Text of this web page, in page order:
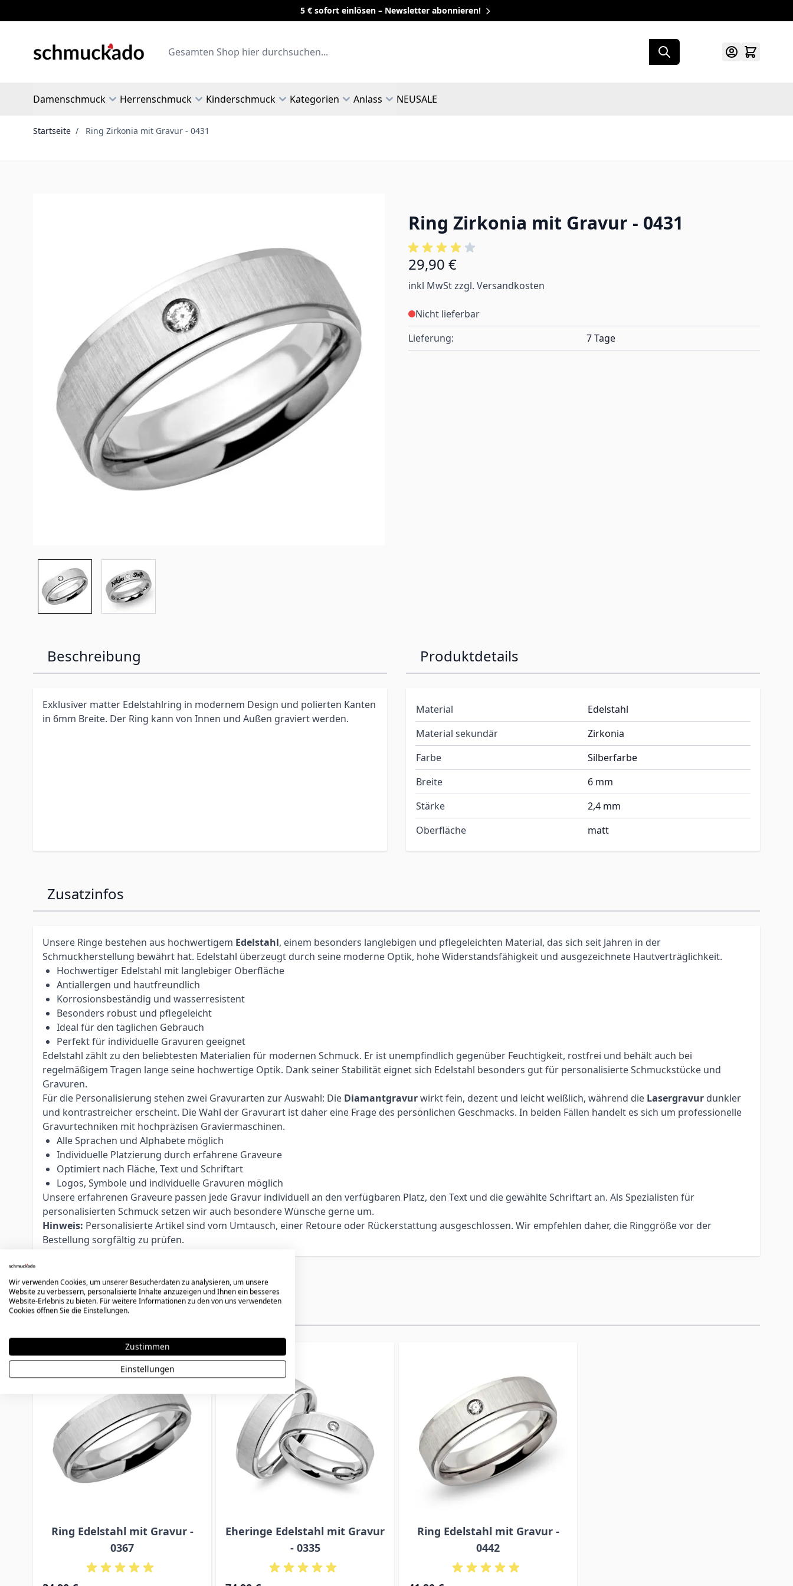
5 € sofort einlösen – Newsletter abonnieren!
Search
Damenschmuck Herrenschmuck Kinderschmuck Kategorien Anlass NEUSALE
Startseite / Ring Zirkonia mit Gravur - 0431
Ring Zirkonia mit Gravur - 0431
29,90 €
inkl MwSt zzgl. Versandkosten
Nicht lieferbar
Lieferung:
7 Tage
Beschreibung
Exklusiver matter Edelstahlring in modernem Design und polierten Kanten
in 6mm Breite. Der Ring kann von Innen und Außen graviert werden.
Produktdetails
Material
Edelstahl
Material sekundär
Zirkonia
Farbe
Silberfarbe
Breite
6 mm
Stärke
2,4 mm
Oberfläche
matt
Zusatzinfos
Unsere Ringe bestehen aus hochwertigem Edelstahl, einem besonders langlebigen und pflegeleichten Material, das sich seit Jahren in der
Schmuckherstellung bewährt hat. Edelstahl überzeugt durch seine moderne Optik, hohe Widerstandsfähigkeit und ausgezeichnete Hautverträglichkeit.
Hochwertiger Edelstahl mit langlebiger Oberfläche
Antiallergen und hautfreundlich
Korrosionsbeständig und wasserresistent
Besonders robust und pflegeleicht
Ideal für den täglichen Gebrauch
Perfekt für individuelle Gravuren geeignet
Edelstahl zählt zu den beliebtesten Materialien für modernen Schmuck. Er ist unempfindlich gegenüber Feuchtigkeit, rostfrei und behält auch bei
regelmäßigem Tragen lange seine hochwertige Optik. Dank seiner Stabilität eignet sich Edelstahl besonders gut für personalisierte Schmuckstücke und
Gravuren.
Für die Personalisierung stehen zwei Gravurarten zur Auswahl: Die Diamantgravurwirkt fein, dezent und leicht weißlich, während die Lasergravur dunkler
und kontrastreicher erscheint. Die Wahl der Gravurart ist daher eine Frage des persönlichen Geschmacks. In beiden Fällen handelt es sich um professionelle
Gravurtechniken mit hochpräzisen Graviermaschinen.
Alle Sprachen und Alphabete möglich
Individuelle Platzierung durch erfahrene Graveure
Optimiert nach Fläche, Text und Schriftart
Logos, Symbole und individuelle Gravuren möglich
Unsere erfahrenen Graveure passen jede Gravur individuell an den verfügbaren Platz, den Text und die gewählte Schriftart an. Als Spezialisten für
personalisierten Schmuck setzen wir auch besondere Wünsche gerne um.
Hinweis: Personalisierte Artikel sind vom Umtausch, einer Retoure oder Rückerstattung ausgeschlossen. Wir empfehlen daher, die Ringgröße vor der
Bestellung sorgfältig zu prüfen.
Weitere Varianten
Press to skip carousel
Ring Edelstahl mit Gravur -
0367
Eheringe Edelstahl mit Gravur
- 0335
Ring Edelstahl mit Gravur -
0442
Wir verwenden Cookies, um unserer Besucherdaten zu analysieren, um unsere
Website zu verbessern, personalisierte Inhalte anzuzeigen und Ihnen ein besseres
Website-Erlebnis zu bieten. Für weitere Informationen zu den von uns verwendeten
Cookies öffnen Sie die Einstellungen.
Zustimmen
Einstellungen